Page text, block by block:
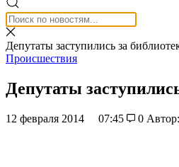
Депутаты заступились за
Происшествия
Депутаты
12 февраля 2014 07:45 0 Автор: